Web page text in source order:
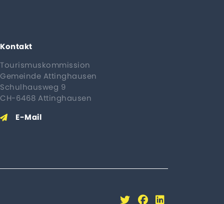
Kontakt
Tourismuskommission
Gemeinde Attinghausen
Schulhausweg 9
CH-6468 Attinghausen
E-Mail